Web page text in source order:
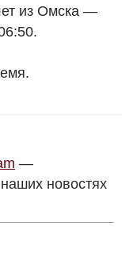
из Омска —
—
новостях